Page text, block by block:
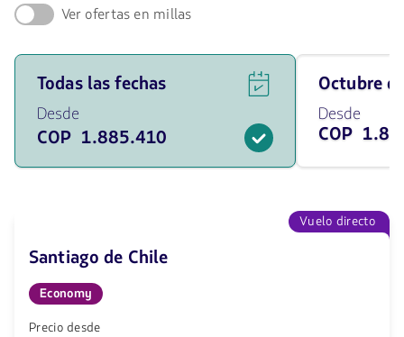
Ver ofertas en millas
Ver
ofertas
de
vuelos
para
las
Todas las fechas
Desde
COP 1.885.410
Viaja
en
octubre
de
2026
1885410
octubre
Desde
COP
Vuelo directo
Santiago de Chile
Economy
Precio desde